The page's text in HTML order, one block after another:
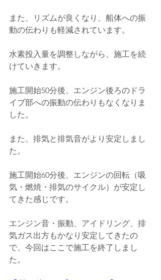
また、リズムが良くなり、船体への振
動の伝わりも軽減されています。
水素投入量を調整しながら、施工を続
けていきます。
施工開始50分後、エンジン後ろのドラ
イブ部への振動の伝わりもなくなりま
した。
また、排気と排気音がより安定しまし
た。
施工開始60分後、エンジンの回転（吸
気・燃焼・排気のサイクル）が安定し
てきた感じです。
エンジン音・振動、アイドリング、排
気ガス出方もかなり安定してきたの
で、今回はここで施工を終了しまし
た。